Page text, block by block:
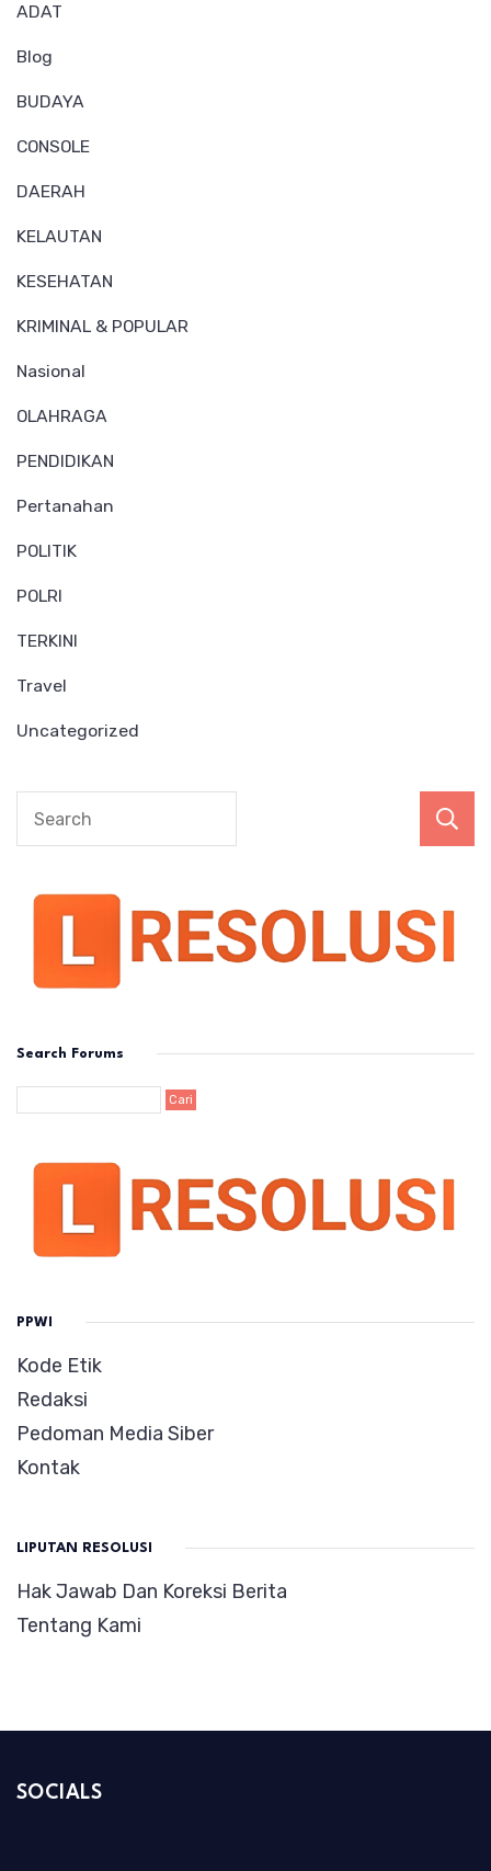
ADAT
Blog
BUDAYA
CONSOLE
DAERAH
KELAUTAN
KESEHATAN
KRIMINAL & POPULAR
Nasional
OLAHRAGA
PENDIDIKAN
Pertanahan
POLITIK
POLRI
TERKINI
Travel
Uncategorized
Search Forums
PPWI
Kode Etik
Redaksi
Pedoman Media Siber
Kontak
LIPUTAN RESOLUSI
Hak Jawab Dan Koreksi Berita
Tentang Kami
SOCIALS